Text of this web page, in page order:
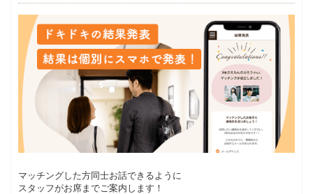
マッチングした方同士お話できるように
スタッフがお席までご案内します！